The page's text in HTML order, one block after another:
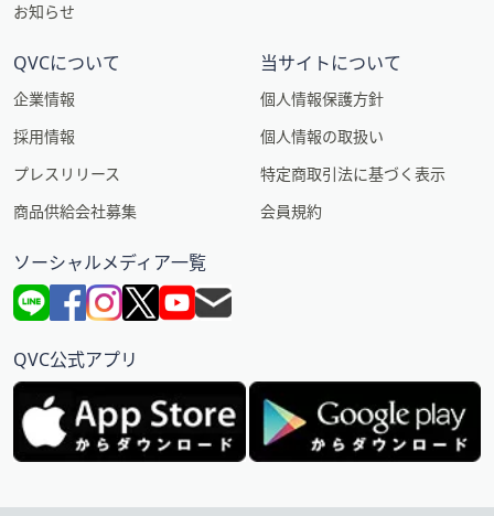
お知らせ
QVCについて
企業情報
採用情報
プレスリリース
商品供給会社募集
当サイトについて
個人情報保護方針
個人情報の取扱い
特定商取引法に基づく表示
会員規約
ソーシャルメディア一覧
QVC公式アプリ